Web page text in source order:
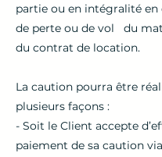
partie ou en intégralité en
de perte ou de vol du
du contrat de location.
La caution pourra être
plusieurs façons :
- Soit le Client accepte
paiement de sa caution